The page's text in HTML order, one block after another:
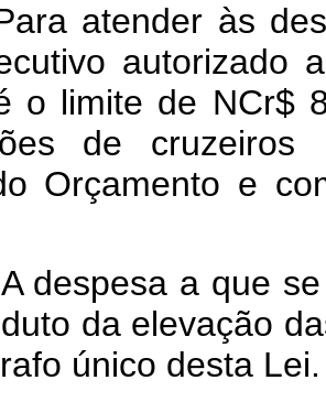
atender às
autorizado
o limite de NCr$
de cruzeiros
Orçamento e
despesa a que
da elevação
único desta Lei.